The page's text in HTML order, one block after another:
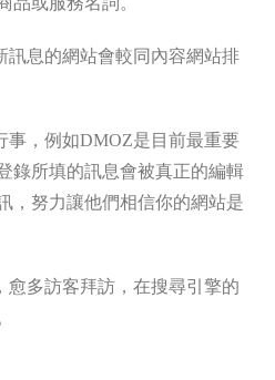
訊息的網站會較同內容網站排
事，例如DMOZ是目前最重要
錄所填的訊息會被真正的編輯
，努力讓他們相信你的網站是
愈多訪客拜訪，在搜尋引擎的